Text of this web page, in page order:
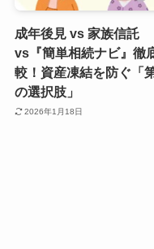
成年後見 vs 家族信託
vs『簡単相続ナビ』徹
較！資産凍結を防ぐ「
の選択肢」
2026年1月18日